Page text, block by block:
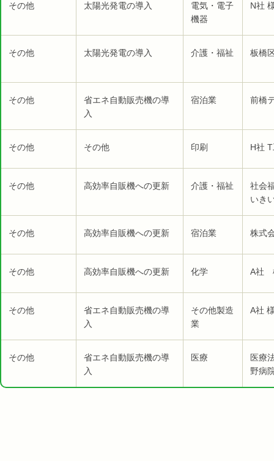
その他 太陽光発電の導入
電気・電子
機器
N社
その他 太陽光発電の導入 介護・福祉 板橋
その他
省エネ自動販売機の導
入
宿泊業 前橋
その他 その他 印刷 H社
その他 高効率自販機への更新 介護・福祉
社会
いき
その他 高効率自販機への更新 宿泊業 株式
その他 高効率自販機への更新 化学 A社
その他
省エネ自動販売機の導
入
その他製造
業
A社
その他
省エネ自動販売機の導
入
医療
医療
野病